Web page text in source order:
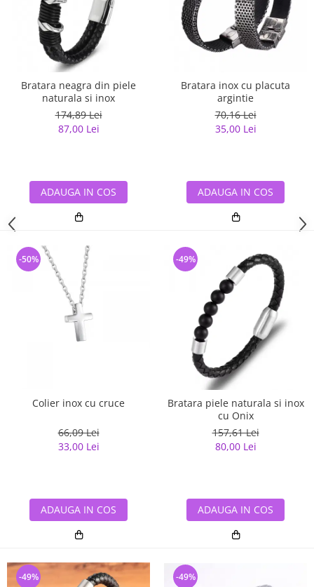
Bratara neagra din piele
naturala si inox
174,89 Lei
87,00 Lei
ADAUGA IN COS
Bratara inox cu placuta
argintie
70,16 Lei
35,00 Lei
ADAUGA IN COS
Colier inox cu cruce
66,09 Lei
33,00 Lei
-50%
ADAUGA IN COS
Bratara piele naturala si inox
cu Onix
157,61 Lei
80,00 Lei
-49%
ADAUGA IN COS
-49% -49%